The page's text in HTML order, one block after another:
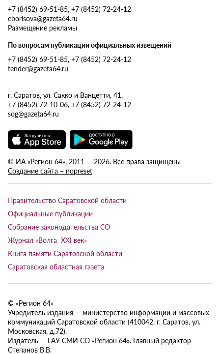
+7 (8452) 69-51-85, +7 (8452) 72-24-12
eborisova@gazeta64.ru
Размещение рекламы
По вопросам публикации официальных извещений
+7 (8452) 69-51-85, +7 (8452) 72-24-12
tender@gazeta64.ru
г. Саратов, ул. Сакко и Ванцетти, 41.
+7 (8452) 72-10-06, +7 (8452) 72-24-12
sog@gazeta64.ru
© ИА «Регион 64», 2011 — 2026. Все права защищены
Создание сайта – nopreset
Правительство Саратовской области
Официальные публикации
Собрание законодательства СО
Журнал «Волга XXI век»
Книга памяти Саратовской области
Саратовская областная газета
© «Регион 64»
Учредитель издания — министерство информации и массовых
коммуникаций Саратовской области (410042, г. Саратов, ул.
Московская, д.72).
Издатель — ГАУ СМИ СО «Регион 64». Главный редактор
Степанов В.В.